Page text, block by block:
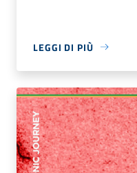
LEGGI DI PIÙ